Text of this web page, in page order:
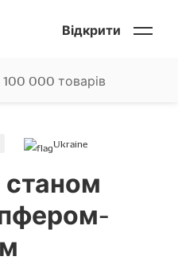
Відкрити
Ukraine
станом